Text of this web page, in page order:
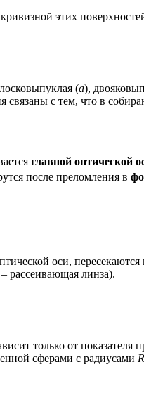
этих
(а),
связаны с тем, что в
главной оптической
после преломления в
оси,
рассеивающая линза).
только от показателя
сферами с радиусами R